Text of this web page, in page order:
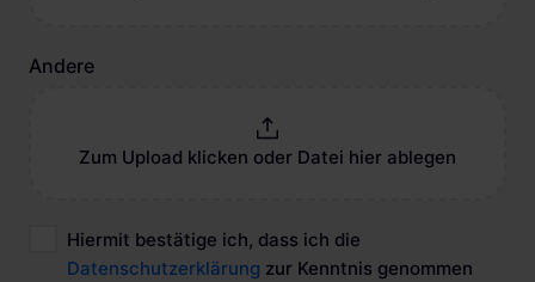
Andere
Zum Upload klicken oder Datei hier ablegen
Hiermit bestätige ich, dass ich die
Datenschutzerklärung zur Kenntnis genommen